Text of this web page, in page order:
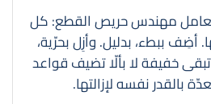
مهندس حريص القطع: كل
أضِف ببطء، بدليل. وأزِل بحرّية،
خفيفة لا بألّا تضيف قواعد
بالقدر نفسه لإزالتها.